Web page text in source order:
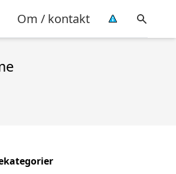
Om / kontakt